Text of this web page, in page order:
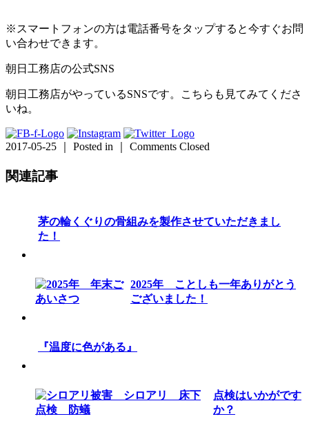
※スマートフォンの方は電話番号をタップすると今すぐお問
い合わせできます。
朝日工務店の公式SNS
朝日工務店がやっているSNSです。こちらも見てみてくださ
いね。
2017-05-25 ｜ Posted in ｜ Comments Closed
関連記事
茅の輪くぐりの骨組みを製作させていただきまし
た！
2025年 ことしも一年ありがとう
ございました！
『温度に色がある』
点検はいかがです
か？